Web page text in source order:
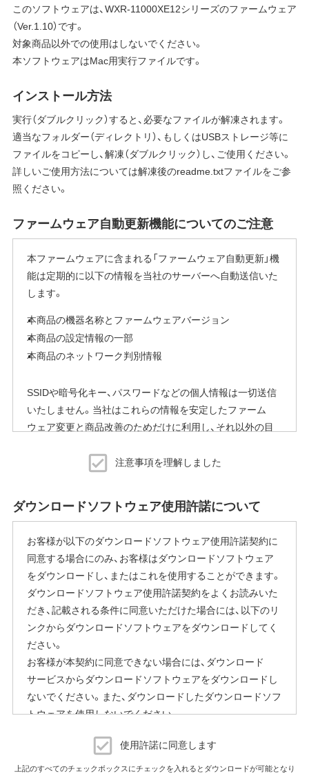
このソフトウェアは、WXR-11000XE12シリーズのファームウェア
（Ver.1.10）です。
対象商品以外での使用はしないでください。
本ソフトウェアはMac用実行ファイルです。
インストール方法
実行（ダブルクリック）すると、必要なファイルが解凍されます。
適当なフォルダー（ディレクトリ）、もしくはUSBストレージ等に
ファイルをコピーし、解凍（ダブルクリック）し、ご使用ください。
詳しいご使用方法については解凍後のreadme.txtファイルをご参
照ください。
ファームウェア自動更新機能についてのご注意
本ファームウェアに含まれる「ファームウェア自動更新」機
能は定期的に以下の情報を当社のサーバーへ自動送信いた
します。
本商品の機器名称とファームウェアバージョン
本商品の設定情報の一部
本商品のネットワーク判別情報
SSIDや暗号化キー、パスワードなどの個人情報は一切送信
いたしません。当社はこれらの情報を安定したファーム
ウェア変更と商品改善のためだけに利用し、それ以外の目
※本機能を停止する方法
完了後すぐにエアステーション設定ツールから商品本体の
設定画面を表示していただき、[管理]-[ファームウェア更新]
内の「ファームウェア自動更新機能」で"自動更新をしな
い"に変更することで停止いただけます。
設定画面の表示方法の詳細は、本商品に同梱の取扱説明書
または、当社ホームページに掲載の「エアステーション設定
ガイド」をご覧ください。
本機能にはその他に下記の注意事項がございます。
ファームウェア自動更新中はインターネットに接続できな
くなります。
従量制課金契約の場合は、ファームウェアダウンロードに
よる通信費用や、パケット通信量の超過による速度制限が
注意事項を理解しました
ダウンロードソフトウェア使用許諾について
お客様が以下のダウンロードソフトウェア使用許諾契約に
同意する場合にのみ、お客様はダウンロードソフトウェア
をダウンロードし、またはこれを使用することができます。
ダウンロードソフトウェア使用許諾契約をよくお読みいた
だき、記載される条件に同意いただけた場合には、以下のリ
ンクからダウンロードソフトウェアをダウンロードしてく
ださい。
お客様が本契約に同意できない場合には、ダウンロード
サービスからダウンロードソフトウェアをダウンロードし
ないでください。また、ダウンロードしたダウンロードソフ
トウェアを使用しないでください。
ダウンロードソフトウェア使用許諾契約
（株）バッファロー（以下、弊社といいます）は、お客様がダウ
使用許諾に同意します
上記のすべてのチェックボックスにチェックを入れるとダウンロードが可能となり